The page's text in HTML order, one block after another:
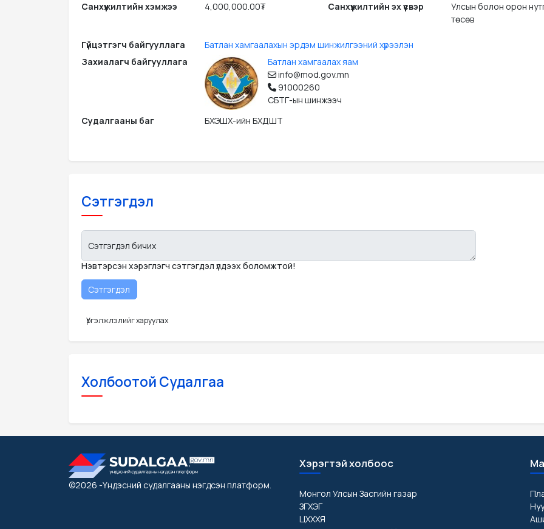
Санхүүжилтийн хэмжээ 4,000,000.00₮ Санхүүжилтийн эх үүсвэр
Улсын болон орон
төсөв
Гүйцэтгэгч байгууллага
Батлан хамгаалахын эрдэм шинжилгээний хүрээлэн
Захиалагч байгууллага
Батлан хамгаалах яам
info@mod.gov.mn
91000260
СБТГ-ын шинжээч
Судалгааны баг
БХЭШХ-ийн БХДШТ
Сэтгэгдэл
Сэтгэгдэл бичих
Нэвтэрсэн хэрэглэгч сэтгэгдэл үлдээх боломжтой!
Үргэлжлэлийг харуулах
Холбоотой Судалгаа
©2026 -Үндэсний судалгааны нэгдсэн платформ
Хэрэгтэй холбоос
Монгол Улсын Засгийн газар
ЗГХЭГ
ЦХХХЯ